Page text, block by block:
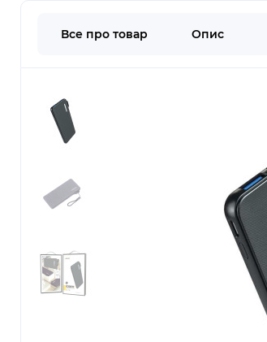
Все про товар Опис